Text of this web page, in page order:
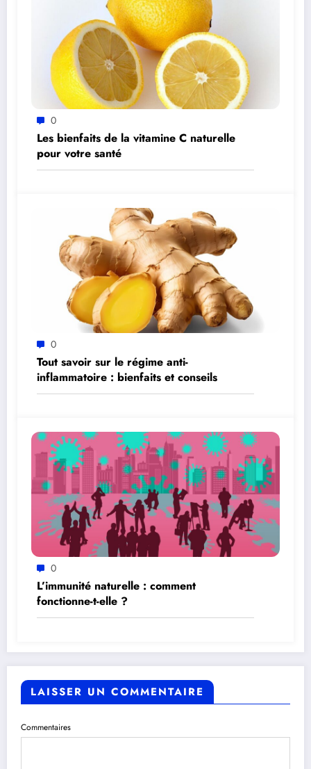
0
Les bienfaits de la vitamine C naturelle
pour votre santé
0
Tout savoir sur le régime anti-
inflammatoire : bienfaits et conseils
0
L’immunité naturelle : comment
fonctionne-t-elle ?
LAISSER UN COMMENTAIRE
Commentaires